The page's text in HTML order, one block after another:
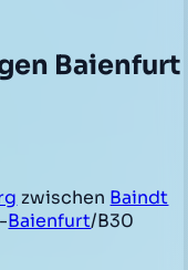
Baienfurt
zwischen Baindt
-Baienfurt/B30